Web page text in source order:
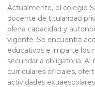
Actualmente, el colegio
docente de titularidad
plena capacidad y
vigente. Se encuentra
educativos e imparte los
secundaria obligatoria. Al
curriculares oficiales,
actividades